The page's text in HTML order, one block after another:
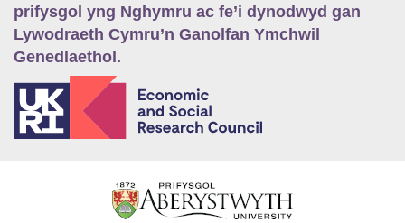
prifysgol yng Nghymru ac fe’i dynodwyd gan
Lywodraeth Cymru’n Ganolfan Ymchwil
Genedlaethol.